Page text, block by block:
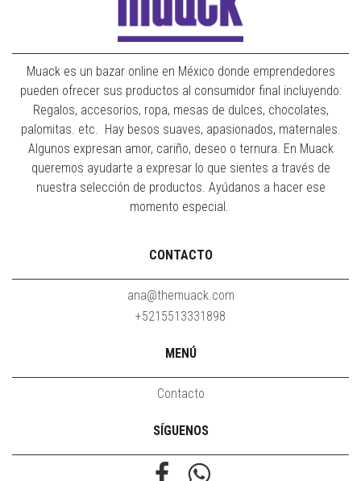
Muack es un bazar online en México donde emprendedores
pueden ofrecer sus productos al consumidor final incluyendo:
Regalos, accesorios, ropa, mesas de dulces, chocolates,
palomitas. etc. Hay besos suaves, apasionados, maternales.
Algunos expresan amor, cariño, deseo o ternura. En Muack
queremos ayudarte a expresar lo que sientes a través de
nuestra selección de productos. Ayúdanos a hacer ese
momento especial.
CONTACTO
ana@themuack.com
+5215513331898
MENÚ
Contacto
SÍGUENOS